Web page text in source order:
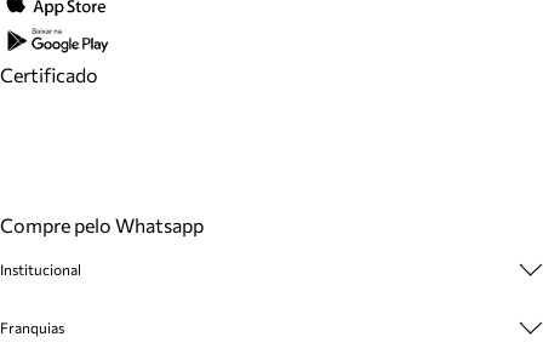
Certificado
Compre pelo Whatsapp
Institucional
Cashback
Franquias